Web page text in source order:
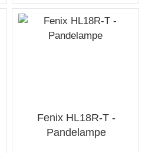
Fenix HL18R-T -
Pandelampe